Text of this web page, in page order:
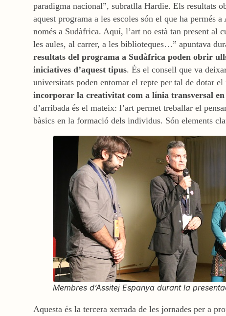
paradigma nacional”, subratlla Hardie. Els resultats
aquest programa a les escoles són el que ha permés
només a Sudàfrica. Aquí, l’art no està tan present al
les aules, al carrer, a les biblioteques…” apuntava
resultats del programa a Sudàfrica poden obrir
iniciatives d’aquest tipus. És el consell que va
universitats poden entomar el repte per tal de dotar el
incorporar la creativitat com a línia transversal
d’arribada és el mateix: l’art permet treballar el
bàsics en la formació dels individus. Són elements
Membres d’Assitej Espanya durant la
Aquesta és la tercera xerrada de les jornades per a